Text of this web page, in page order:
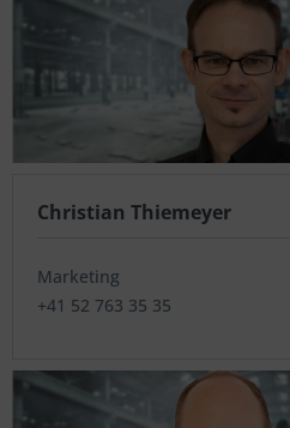
Christian Thiemeyer
Marketing
+41 52 763 35 35